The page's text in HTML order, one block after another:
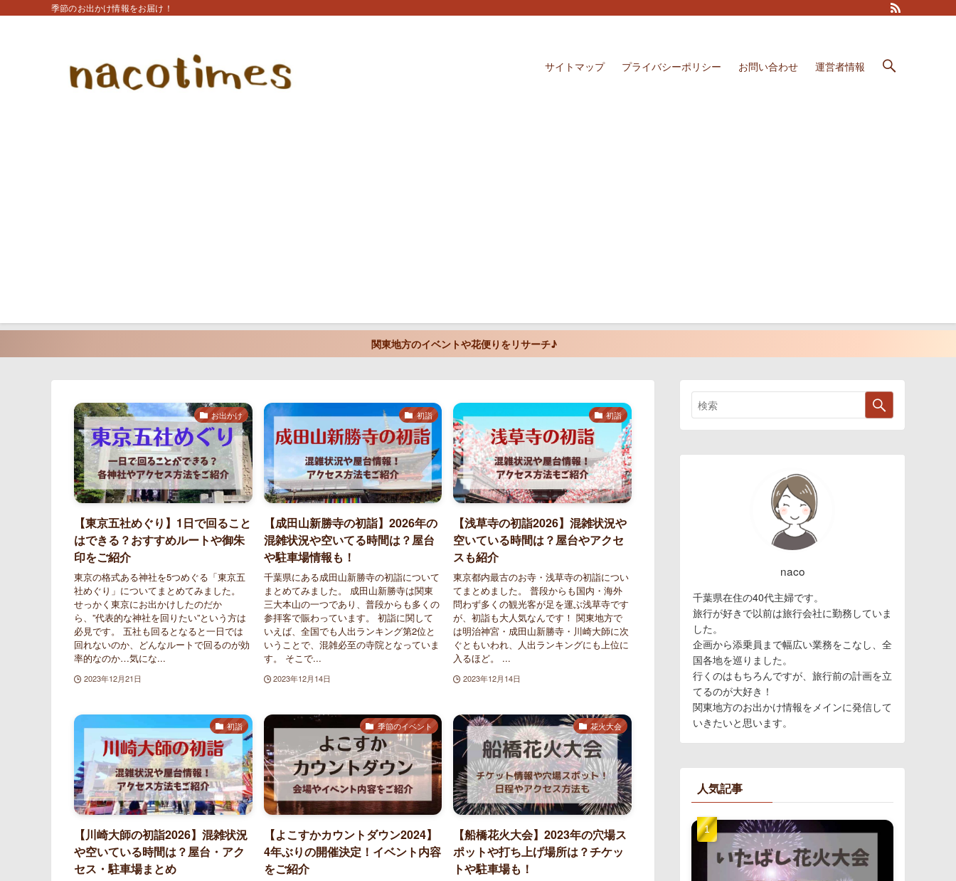
季節のお出かけ情報をお届け！
サイトマップ プライバシーポリシー お問い合わせ 運営者情報
関東地方のイベントや花便りをリサーチ♪
お出かけ
【東京五社めぐり】1日で回ること
はできる？おすすめルートや御朱
印をご紹介
東京の格式ある神社を5つめぐる「東京五
社めぐり」についてまとめてみました。
せっかく東京にお出かけしたのだか
ら、”代表的な神社を回りたい”という方は
必見です。 五社も回るとなると一日では
回れないのか、どんなルートで回るのが効
率的なのか…気にな...
2023年12月21日
初詣
【成田山新勝寺の初詣】2026年の
混雑状況や空いてる時間は？屋台
や駐車場情報も！
千葉県にある成田山新勝寺の初詣について
まとめてみました。 成田山新勝寺は関東
三大本山の一つであり、普段からも多くの
参拝客で賑わっています。 初詣に関して
いえば、全国でも人出ランキング第2位と
いうことで、混雑必至の寺院となっていま
す。 そこで...
2023年12月14日
初詣
【浅草寺の初詣2026】混雑状況や
空いている時間は？屋台やアクセ
スも紹介
東京都内最古のお寺・浅草寺の初詣につい
てまとめました。 普段からも国内・海外
問わず多くの観光客が足を運ぶ浅草寺です
が、初詣も大人気なんです！ 関東地方で
は明治神宮・成田山新勝寺・川崎大師に次
ぐともいわれ、人出ランキングにも上位に
入るほど。 ...
2023年12月14日
初詣
【川崎大師の初詣2026】混雑状況
や空いている時間は？屋台・アク
セス・駐車場まとめ
季節のイベント
【よこすかカウントダウン2024】
4年ぶりの開催決定！イベント内容
をご紹介
花火大会
【船橋花火大会】2023年の穴場ス
ポットや打ち上げ場所は？チケッ
トや駐車場も！
naco
千葉県在住の40代主婦です。
旅行が好きで以前は旅行会社に勤務していま
した。
企画から添乗員まで幅広い業務をこなし、全
国各地を巡りました。
行くのはもちろんですが、旅行前の計画を立
てるのが大好き！
関東地方のお出かけ情報をメインに発信して
いきたいと思います。
人気記事